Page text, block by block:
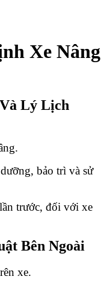
Xe Nâng
Lý Lịch
bảo trì và sử
trước, đối với xe
Bên Ngoài
xe.